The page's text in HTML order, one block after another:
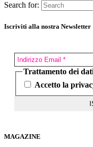
Search for:
Iscriviti alla nostra Newsletter
Trattamento dei
Accetto la
MAGAZINE